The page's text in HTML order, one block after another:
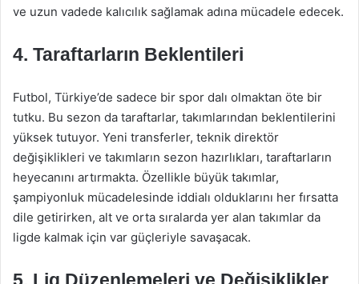
ve uzun vadede kalıcılık sağlamak adına mücadele edecek.
4. Taraftarların Beklentileri
Futbol, Türkiye’de sadece bir spor dalı olmaktan öte bir
tutku. Bu sezon da taraftarlar, takımlarından beklentilerini
yüksek tutuyor. Yeni transferler, teknik direktör
değişiklikleri ve takımların sezon hazırlıkları, taraftarların
heyecanını artırmakta. Özellikle büyük takımlar,
şampiyonluk mücadelesinde iddialı olduklarını her fırsatta
dile getirirken, alt ve orta sıralarda yer alan takımlar da
ligde kalmak için var güçleriyle savaşacak.